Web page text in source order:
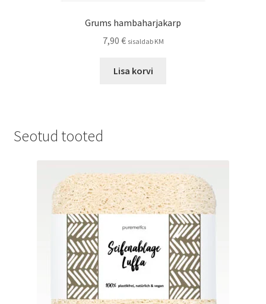
Grums hambaharjakarp
7,90 € sisaldab KM
Lisa korvi
Seotud tooted